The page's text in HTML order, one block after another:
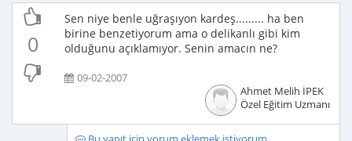
0
Sen niye benle uğraşıyon kardeş......... ha ben
birine benzetiyorum ama o delikanlı gibi kim
olduğunu açıklamıyor. Senin amacın ne?
09-02-2007
Ahmet Melih İPEK
Özel Eğitim Uzmanı